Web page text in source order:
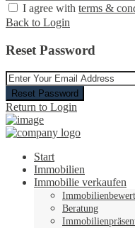
I agree with terms &
Back to Login
Reset Password
Reset Password
Return to Login
Start
Immobilien
Immobilie verkaufen
Beratung